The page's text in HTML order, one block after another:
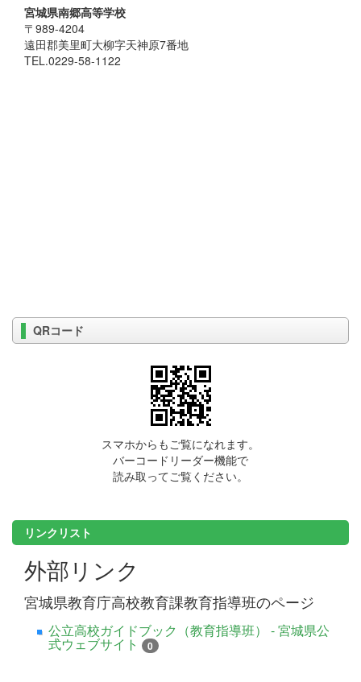
宮城県南郷高等学校
〒989-4204
遠田郡美里町大柳字天神原7番地
TEL.0229-58-1122
QRコード
スマホからもご覧になれます。
バーコードリーダー機能で
読み取ってご覧ください。
リンクリスト
外部リンク
宮城県教育庁高校教育課教育指導班のページ
公立高校ガイドブック（教育指導班） - 宮城県公
式ウェブサイト 0